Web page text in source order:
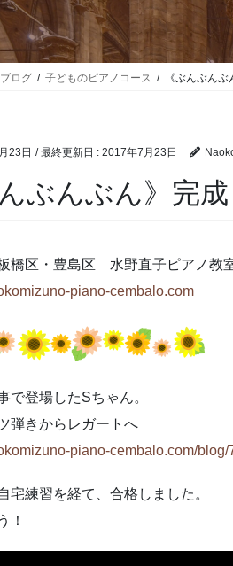
ブログ 子どものピアノコース 《ぶんぶん
23日 / 最終更新日 : 2017年7月23日
んぶんぶん》完
橋区・豊島区 水野直子ピアノ教
piano-cembalo.com
で登場したSちゃん。
弾きからレガートへ
piano-cembalo.com/blog/
宅練習を経て、合格しました。
！